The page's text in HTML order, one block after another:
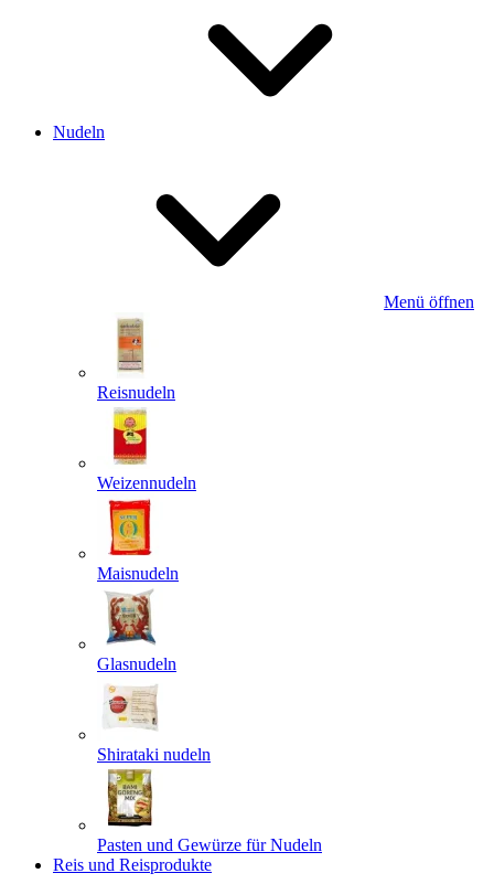
Nudeln
Menü öffnen
Reisnudeln
Weizennudeln
Maisnudeln
Glasnudeln
Shirataki nudeln
Pasten und Gewürze für Nudeln
Reis und Reisprodukte